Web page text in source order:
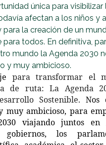
única para visibilizar
afectan a los niños y
para la creación de un
todos. En definitiva,
mundo la Agenda 2030
y muy ambicioso.
para transformar el
de ruta: La Agenda
Sostenible. Nos
muy ambicioso, para
viajando juntos en
los